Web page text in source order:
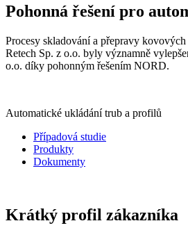
Pohonná řešení pro
Procesy skladování a přepravy
Retech Sp. z o.o. byly významně
o.o. díky pohonným řešením NORD.
Automatické ukládání trub a profilů
Případová studie
Produkty
Dokumenty
Krátký profil zákazníka